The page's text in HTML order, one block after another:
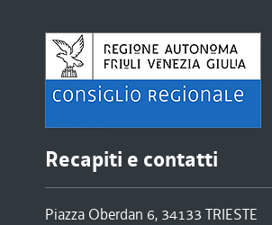
Recapiti e contatti
Piazza Oberdan 6, 34133 TRIESTE